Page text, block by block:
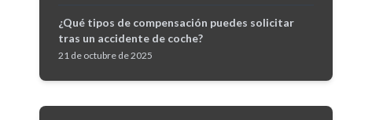
¿Qué tipos de compensación puedes solicitar
tras un accidente de coche?
21 de octubre de 2025